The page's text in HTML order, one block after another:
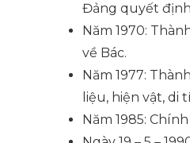
Đảng quyết định
Năm 1970:
về Bác.
Năm 1977:
liệu, hiện vật, di
Năm 1985: